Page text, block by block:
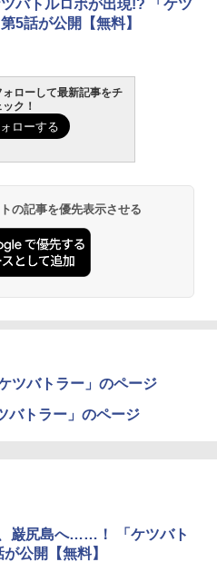
バトルロボが出現!? 「ケツ
5話が公開【無料】
ローして最新記事をチ
ック！
の記事を優先表示させる
ツバトラー」のページ
トラー」のページ
巌尻島へ……！ 「ケツバト
公開【無料】